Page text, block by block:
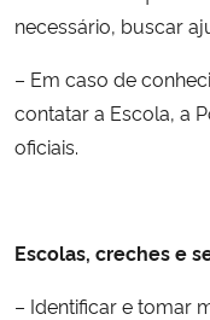
necessário, buscar
– Em caso de
contatar a Escola, a
oficiais.
Escolas, creches e
– Identificar e tomar